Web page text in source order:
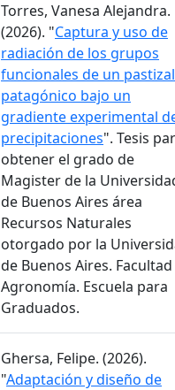
Torres, Vanesa Alejandra.
(2026). "Captura y uso de
radiación de los grupos
funcionales de un pastizal
patagónico bajo un
gradiente experimental
precipitaciones". Tesis
obtener el grado de
Magister de la
de Buenos Aires área
Recursos Naturales
otorgado por la
de Buenos Aires.
Agronomía. Escuela para
Graduados.
Ghersa, Felipe. (2026).
"Adaptación y diseño de